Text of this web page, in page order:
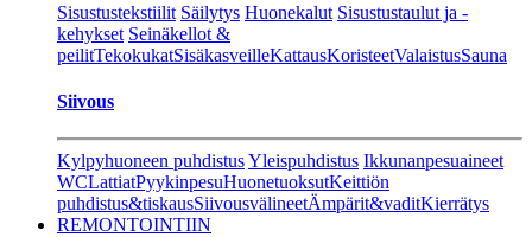
Sisustustekstiilit Säilytys Huonekalut Sisustustaulut ja -
kehykset Seinäkellot &
peilitTekokukatSisäkasveilleKattausKoristeetValaistusSauna
Siivous
Kylpyhuoneen puhdistusYleispuhdistus Ikkunanpesuaineet
WCLattiatPyykinpesuHuonetuoksutKeittiön
puhdistus&tiskausSiivousvälineetÄmpärit&vaditKierrätys
REMONTOINTIIN